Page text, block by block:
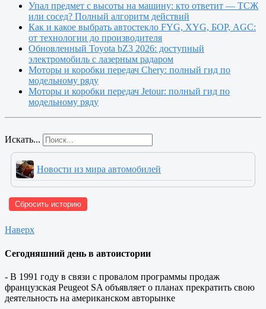
Упал предмет с высоты на машину: кто ответит — ТСЖ
или сосед? Полный алгоритм действий
Как и какое выбрать автостекло FYG, XYG, БОР, AGC:
от технологии до производителя
Обновленный Toyota bZ3 2026: доступный
электромобиль с лазерным радаром
Моторы и коробки передач Chery: полный гид по
модельному ряду
Моторы и коробки передач Jetour: полный гид по
модельному ряду
Искать...
Новости из мира автомобилей
Сбросить историю
Наверх
Сегодняшний день в автоистории
- В 1991 году в связи с провалом программы продаж
французская Peugeot SA объявляет о планах прекратить свою
деятельность на американском авторынке